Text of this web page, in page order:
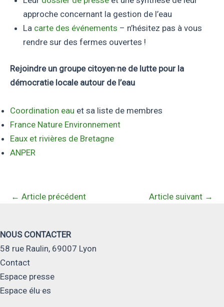
approche concernant la gestion de l’eau
La carte des événements – n’hésitez pas à vous
rendre sur des fermes ouvertes !
Rejoindre un groupe citoyen·ne de lutte pour la
démocratie locale autour de l’eau
Coordination eau et sa liste de membres
France Nature Environnement
Eaux et rivières de Bretagne
ANPER
← Article précédent Article suivant →
NOUS CONTACTER
58 rue Raulin, 69007 Lyon
Contact
Espace presse
Espace élu·es